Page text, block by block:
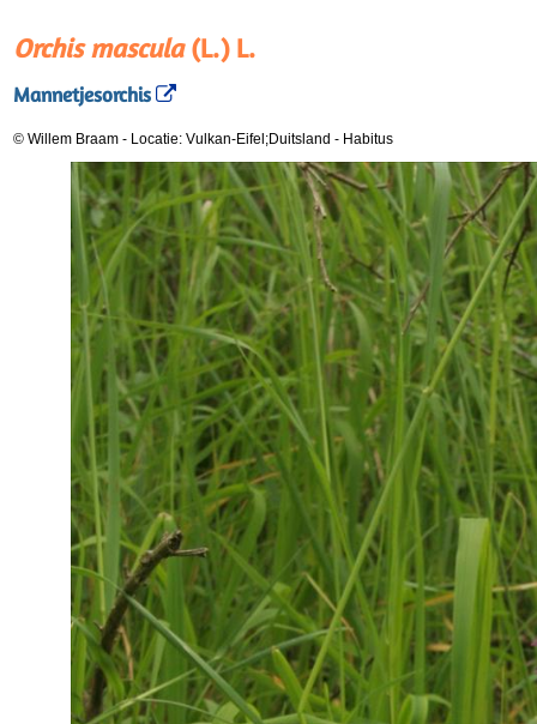
Orchis mascula(L.) L.
Mannetjesorchis
© Willem Braam - Locatie: Vulkan-Eifel;Duitsland - Habitus